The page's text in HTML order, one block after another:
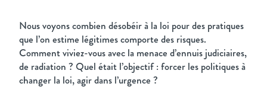
Nous voyons combien désobéir à la loi pour des pratiques
que l’on estime légitimes comporte des risques.
Comment viviez-vous avec la menace d’ennuis judiciaires,
de radiation ? Quel était l’objectif : forcer les politiques à
changer la loi, agir dans l’urgence ?